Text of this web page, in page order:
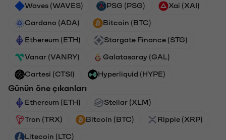
Waves (WAVES) PSG (PSG) Xai (XAI)
Cardano (ADA) Bitcoin (BTC)
Ethereum (ETH) Stargate Finance (STG)
Vanar (VANRY) Galatasaray (GAL)
Cartesi (CTSI) Hyperliquid (HYPE)
Günün öne çıkanları
Ethereum (ETH) Stellar (XLM)
Tron (TRX) Bitcoin (BTC) Ripple (XRP)
Litecoin (LTC)